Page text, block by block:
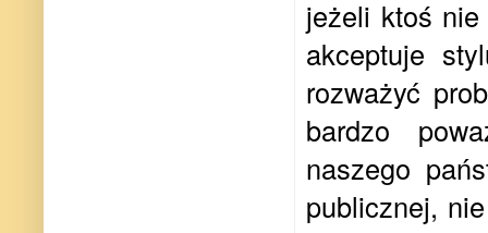
jeżeli ktoś
akceptuje
rozważyć
bardzo
naszego
publicznej,